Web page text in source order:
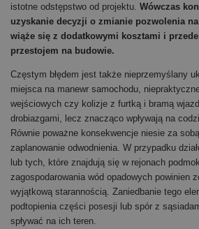
istotne odstępstwo od projektu. Wówczas
uzyskanie decyzji o zmianie pozwolenia
wiąże się z dodatkowymi kosztami i
przestojem na budowie.
Częstym błędem jest także nieprzemyślany
miejsca na manewr samochodu,
wejściowych czy kolizje z furtką i bramą
drobiazgami, lecz znacząco wpływają na
Równie poważne konsekwencje niesie za
zaplanowanie odwodnienia. W przypadku
lub tych, które znajdują się w rejonach
zagospodarowania wód opadowych powinien
wyjątkową starannością. Zaniedbanie tego
podtopienia części posesji lub spór z
spływać na ich teren.